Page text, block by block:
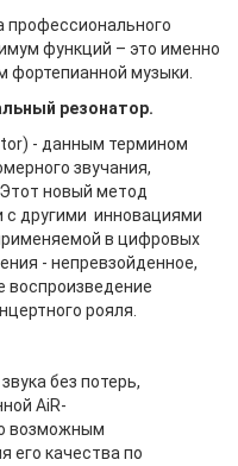
профессионального
функций – это именно
фортепианной музыки.
резонатор.
- данным термином
звучания,
новый метод
с другими инновациями
в цифровых
- непревзойденное,
воспроизведение
рояля.
без потерь,
AiR-
возможным
его качества по